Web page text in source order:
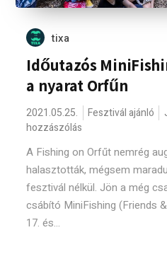
tixa
Időutazós
a nyarat Orfűn
2021.05.25. Fesztivál ajánló
hozzászólás
A Fishing on Orfűt nemrég
halasztották, mégsem
fesztivál nélkül. Jön a még
csábító MiniFishing (Friends
17. és...